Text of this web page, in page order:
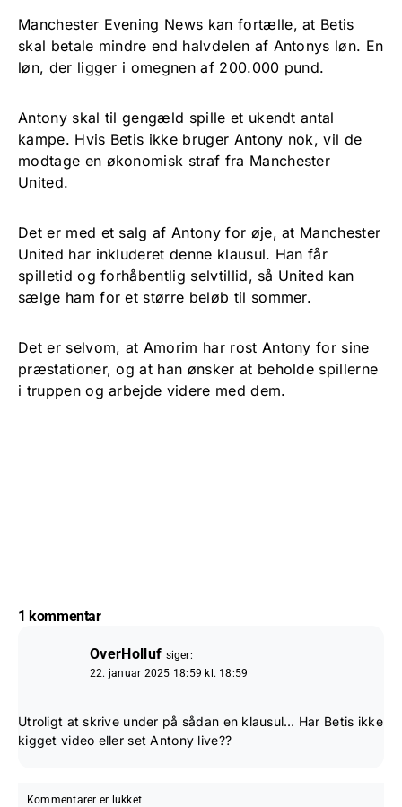
Manchester Evening News kan fortælle, at Betis
skal betale mindre end halvdelen af Antonys løn. En
løn, der ligger i omegnen af 200.000 pund.
Antony skal til gengæld spille et ukendt antal
kampe. Hvis Betis ikke bruger Antony nok, vil de
modtage en økonomisk straf fra Manchester
United.
Det er med et salg af Antony for øje, at Manchester
United har inkluderet denne klausul. Han får
spilletid og forhåbentlig selvtillid, så United kan
sælge ham for et større beløb til sommer.
Det er selvom, at Amorim har rost Antony for sine
præstationer, og at han ønsker at beholde spillerne
i truppen og arbejde videre med dem.
1 kommentar
OverHolluf siger:
22. januar 2025 18:59 kl. 18:59
Utroligt at skrive under på sådan en klausul… Har Betis ikke
kigget video eller set Antony live??
Kommentarer er lukket